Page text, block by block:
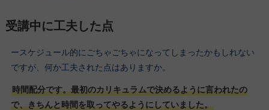
受講中に工夫した点
ースケジュール的にごちゃごちゃになってしまったかもしれない
ですが、何か工夫された点はありますか。
時間配分です。最初のカリキュラムで決めるように言われたの
で、きちんと時間を取ってやるようにしていました。